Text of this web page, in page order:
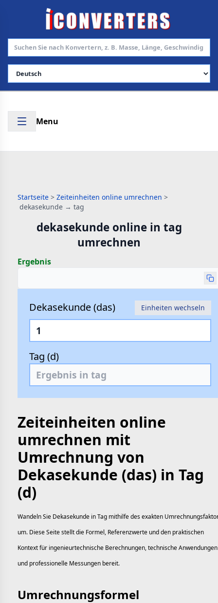
Sprache auswählen
Menu
Startseite > Zeiteinheiten online umrechnen >
dekasekunde → tag
dekasekunde online in tag
umrechnen
Ergebnis
Dekasekunde (das) Einheiten wechseln
Tag (d)
Zeiteinheiten online
umrechnen mit
Umrechnung von
Dekasekunde (das) in Tag
(d)
Wandeln Sie Dekasekunde in Tag mithilfe des exakten
um. Diese Seite stellt die Formel, Referenzwerte und den praktischen
Kontext für ingenieurtechnische Berechnungen, technische Anwendungen
und professionelle Messungen bereit.
Umrechnungsformel